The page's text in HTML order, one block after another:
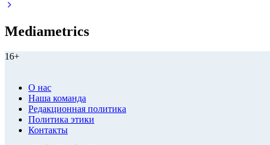
Mediametrics
16+
О нас
Наша команда
Редакционная политика
Политика этики
Контакты